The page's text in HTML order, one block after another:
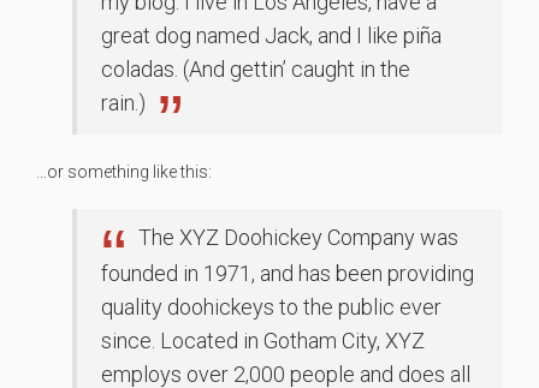
great dog named Jack, and I like piña
coladas. (And gettin’ caught in the
rain.)
…or something like this:
The XYZ Doohickey Company was
founded in 1971, and has been providing
quality doohickeys to the public ever
since. Located in Gotham City, XYZ
employs over 2,000 people and does all